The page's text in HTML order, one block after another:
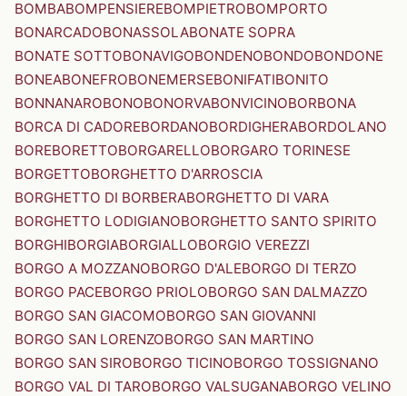
BOMBABOMPENSIEREBOMPIETROBOMPORTO
BONARCADOBONASSOLABONATE SOPRA
BONATE SOTTOBONAVIGOBONDENOBONDOBONDONE
BONEABONEFROBONEMERSEBONIFATIBONITO
BONNANAROBONOBONORVABONVICINOBORBONA
BORCA DI CADOREBORDANOBORDIGHERABORDOLANO
BOREBORETTOBORGARELLOBORGARO TORINESE
BORGETTOBORGHETTO D'ARROSCIA
BORGHETTO DI BORBERABORGHETTO DI VARA
BORGHETTO LODIGIANOBORGHETTO SANTO SPIRITO
BORGHIBORGIABORGIALLOBORGIO VEREZZI
BORGO A MOZZANOBORGO D'ALEBORGO DI TERZO
BORGO PACEBORGO PRIOLOBORGO SAN DALMAZZO
BORGO SAN GIACOMOBORGO SAN GIOVANNI
BORGO SAN LORENZOBORGO SAN MARTINO
BORGO SAN SIROBORGO TICINOBORGO TOSSIGNANO
BORGO VAL DI TAROBORGO VALSUGANABORGO VELINO